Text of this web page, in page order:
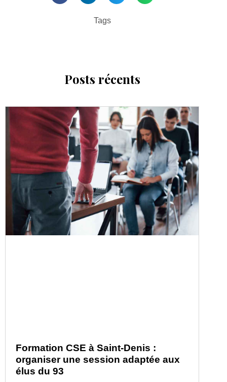
Tags
Posts récents
Formation CSE à Saint-Denis :
organiser une session adaptée aux
élus du 93